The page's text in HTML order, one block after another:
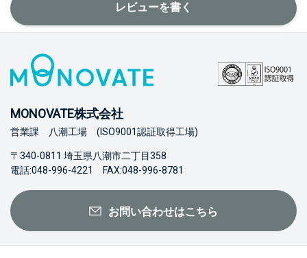
レビューを書く
MONOVATE株式会社
営業課 八潮工場 (ISO9001認証取得工場)
〒340-0811 埼玉県八潮市二丁目358
電話:048-996-4221 FAX:048-996-8781
お問い合わせはこちら